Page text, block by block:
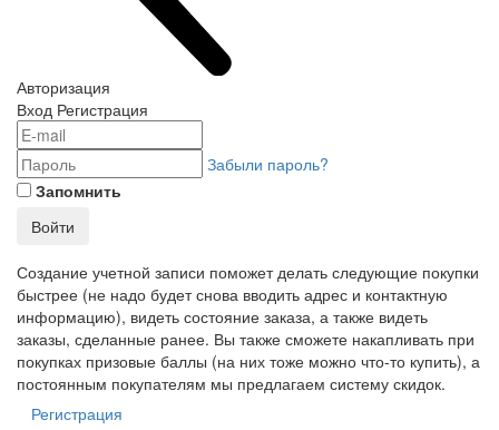
Авторизация
Вход Регистрация
Забыли пароль?
Запомнить
Войти
Создание учетной записи поможет делать следующие покупки
быстрее (не надо будет снова вводить адрес и контактную
информацию), видеть состояние заказа, а также видеть
заказы, сделанные ранее. Вы также сможете накапливать при
покупках призовые баллы (на них тоже можно что-то купить), а
постоянным покупателям мы предлагаем систему скидок.
Регистрация